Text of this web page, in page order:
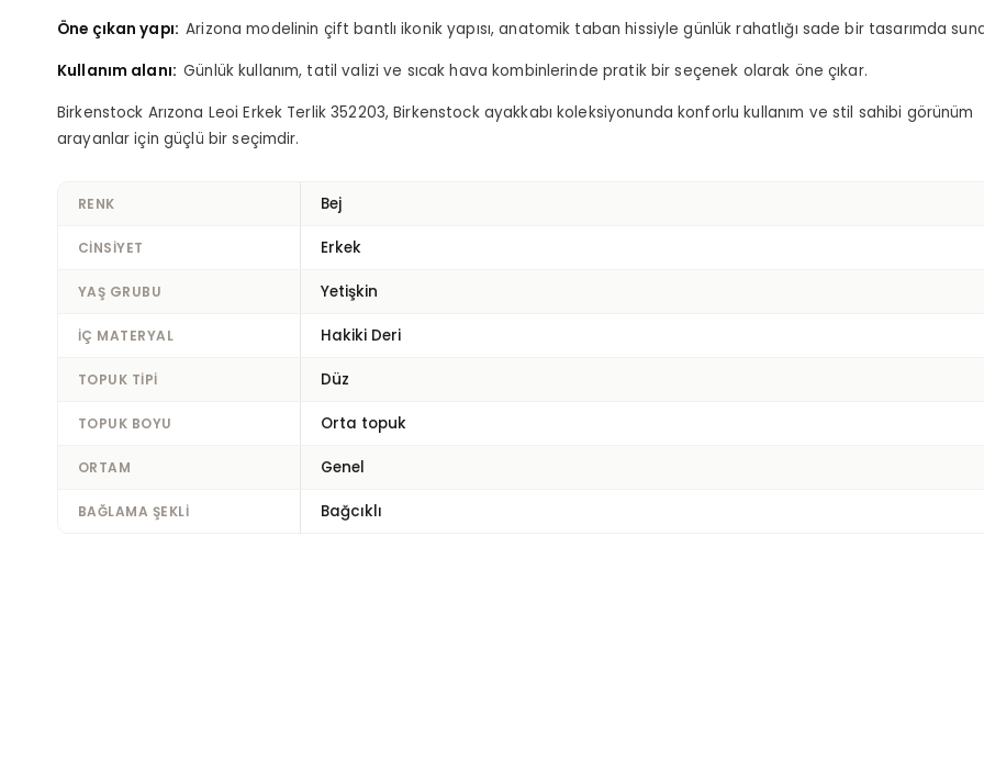
Öne çıkan yapı Arizona modelinin çift bantlı ikonik yapısı, anatomik taban hissiyle günlük rahatlığı sade bir tasarımda
Kullanım alanı Günlük kullanım, tatil valizi ve sıcak hava kombinlerinde pratik bir seçenek olarak öne çıkar.
Birkenstock Arızona Leoi Erkek Terlik 352203, Birkenstock ayakkabı koleksiyonunda konforlu kullanım ve stil sahibi görünüm
arayanlar için güçlü bir seçimdir.
RENK Bej
CINSIYET Erkek
YAŞ GRUBU Yetişkin
İÇ MATERYAL Hakiki Deri
TOPUK TIPI Düz
TOPUK BOYU Orta topuk
ORTAM Genel
BAĞLAMA ŞEKLI Bağcıklı